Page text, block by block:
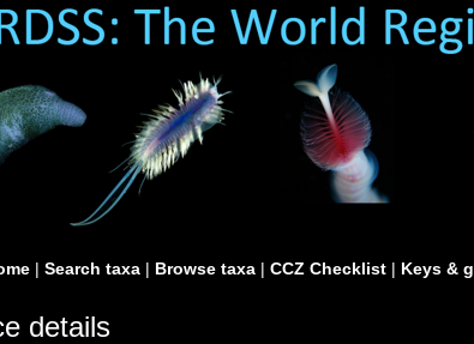
| Search taxa | Browse taxa | CCZ Checklist | Keys &
details